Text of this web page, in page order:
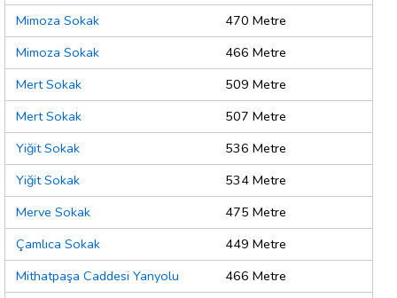
Mimoza Sokak
470 Metre
Mimoza Sokak
466 Metre
Mert Sokak
509 Metre
Mert Sokak
507 Metre
Yiğit Sokak
536 Metre
Yiğit Sokak
534 Metre
Merve Sokak
475 Metre
Çamlıca Sokak
449 Metre
Mithatpaşa Caddesi Yanyolu
466 Metre